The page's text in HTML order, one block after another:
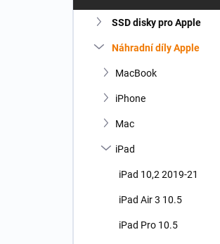
s
kategorie
SSD disky pro Apple
Náhradní díly Apple
MacBook
iPhone
Mac
iPad
iPad 10,2 2019-21
iPad Air 3 10.5
iPad Pro 10.5